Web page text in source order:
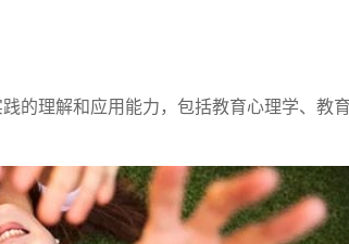
的理解和应用能力，包括教育心理学、教